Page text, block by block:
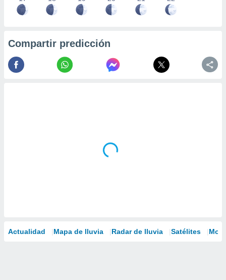
Compartir predicción
Actualidad Mapa de lluvia Radar de lluvia Satélites